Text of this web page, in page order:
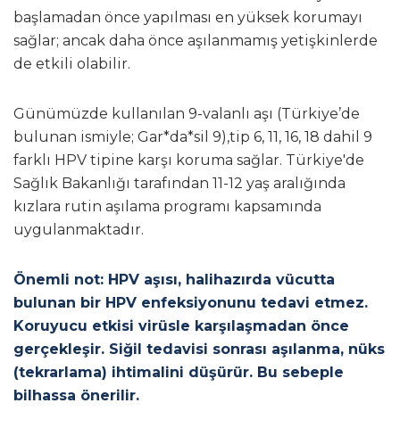
başlamadan önce yapılması en yüksek korumayı
sağlar; ancak daha önce aşılanmamış yetişkinlerde
de etkili olabilir.
Günümüzde kullanılan 9-valanlı aşı (Türkiye’de
bulunan ismiyle; Gar*da*sil 9),tip 6, 11, 16, 18 dahil 9
farklı HPV tipine karşı koruma sağlar. Türkiye'de
Sağlık Bakanlığı tarafından 11-12 yaş aralığında
kızlara rutin aşılama programı kapsamında
uygulanmaktadır.
Önemli not: HPV aşısı, halihazırda vücutta
bulunan bir HPV enfeksiyonunu tedavi etmez.
Koruyucu etkisi virüsle karşılaşmadan önce
gerçekleşir. Siğil tedavisi sonrası aşılanma, nüks
(tekrarlama) ihtimalini düşürür. Bu sebeple
bilhassa önerilir.